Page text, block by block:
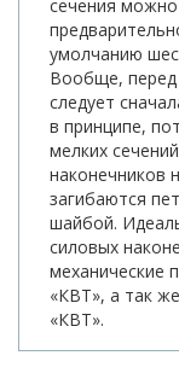
сечения
умолчанию
Вообще,
следует
в принципе,
мелких
наконечников
загибаются
шайбой.
силовых
механические
«КВТ», а так
«КВТ».